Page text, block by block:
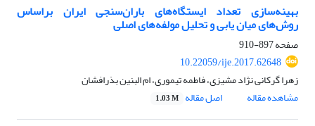
بهینه‌سازی تعداد ایستگاه‌های باران‌سنجی ایران براساس
روش‌‌های میان یابی و تحلیل مولفه‌های اصلی
صفحه897-910
10.22059/ije.2017.62648
زهرا گرکانی نژاد مشیزی، فاطمه تیموری، ام البنین بذرافشان
مشاهده مقاله
اصل مقاله 1.03 M